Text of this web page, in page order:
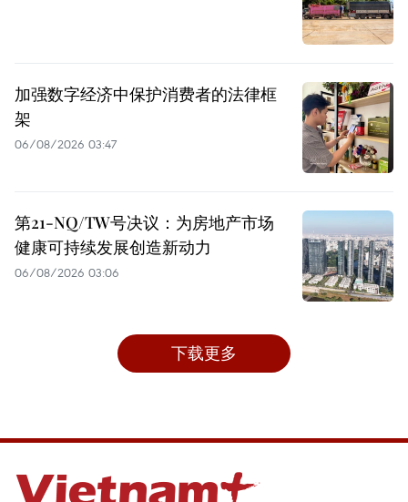
加强数字经济中保护消费者的法律框
架
06/08/2026 03:47
第21-NQ/TW号决议：为房地产市场
健康可持续发展创造新动力
06/08/2026 03:06
下载更多